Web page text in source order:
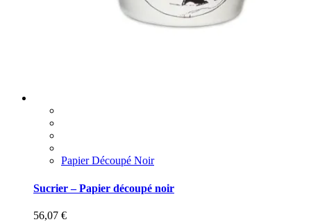
Papier Découpé Noir
Sucrier – Papier découpé noir
56,07 €